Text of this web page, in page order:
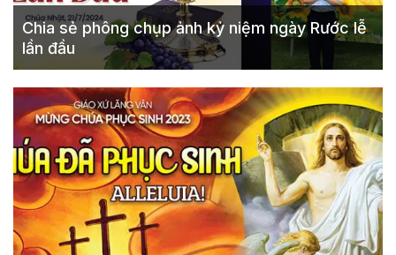
Chia sẻ phông chụp ảnh kỷ niệm ngày Rước lễ
lần đầu